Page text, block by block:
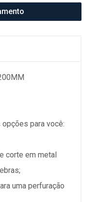
para você:
corte em metal
uma perfuração